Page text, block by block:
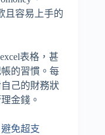
且容易上手的
表格，甚
的習慣。每
己的財務狀
金錢。
免超支